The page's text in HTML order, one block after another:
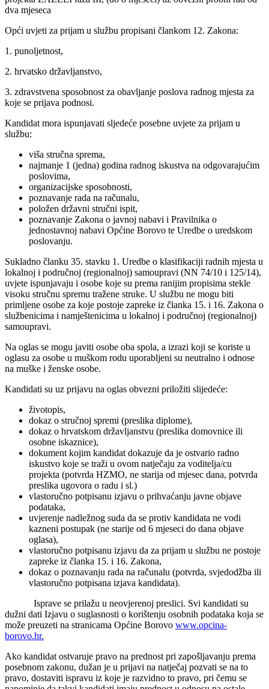
dva mjeseca
Opći uvjeti za prijam u službu propisani člankom 12. Zakona:
1. punoljetnost,
2. hrvatsko državljanstvo,
3. zdravstvena sposobnost za obavljanje poslova radnog mjesta za
koje se prijava podnosi.
Kandidat mora ispunjavati sljedeće posebne uvjete za prijam u
službu:
viša stručna sprema,
najmanje 1 (jedna) godina radnog iskustva na odgovarajućim
poslovima,
organizacijske sposobnosti,
poznavanje rada na računalu,
položen državni stručni ispit,
poznavanje Zakona o javnoj nabavi i Pravilnika o
jednostavnoj nabavi Općine Borovo te Uredbe o uredskom
poslovanju.
Sukladno članku 35. stavku 1. Uredbe o klasifikaciji radnih mjesta u
lokalnoj i područnoj (regionalnoj) samoupravi (NN 74/10 i 125/14),
uvjete ispunjavaju i osobe koje su prema ranijim propisima stekle
visoku stručnu spremu tražene struke. U službu ne mogu biti
primljene osobe za koje postoje zapreke iz članka 15. i 16. Zakona o
službenicima i namještenicima u lokalnoj i područnoj (regionalnoj)
samoupravi.
Na oglas se mogu javiti osobe oba spola, a izrazi koji se koriste u
oglasu za osobe u muškom rodu uporabljeni su neutralno i odnose
na muške i ženske osobe.
Kandidati su uz prijavu na oglas obvezni priložiti slijedeće:
životopis,
dokaz o stručnoj spremi (preslika diplome),
dokaz o hrvatskom državljanstvu (preslika domovnice ili
osobne iskaznice),
dokument kojim kandidat dokazuje da je ostvario radno
iskustvo koje se traži u ovom natječaju za voditelja/cu
projekta (potvrda HZMO, ne starija od mjesec dana, potvrda
preslika ugovora o radu i sl.)
vlastoručno potpisanu izjavu o prihvaćanju javne objave
podataka,
uvjerenje nadležnog suda da se protiv kandidata ne vodi
kazneni postupak (ne starije od 6 mjeseci do dana objave
oglasa),
vlastoručno potpisanu izjavu da za prijam u službu ne postoje
zapreke iz članka 15. i 16. Zakona,
dokaz o poznavanju rada na računalu (potvrda, svjedodžba ili
vlastoručno potpisana izjava kandidata).
Isprave se prilažu u neovjerenoj preslici. Svi kandidati su
dužni dati Izjavu o suglasnosti o korištenju osobnih podataka koja se
može preuzeti na stranicama Općine Borovo www.opcina-
borovo.hr.
Ako kandidat ostvaruje pravo na prednost pri zapošljavanju prema
posebnom zakonu, dužan je u prijavi na natječaj pozvati se na to
pravo, dostaviti ispravu iz koje je razvidno to pravo, pri čemu se